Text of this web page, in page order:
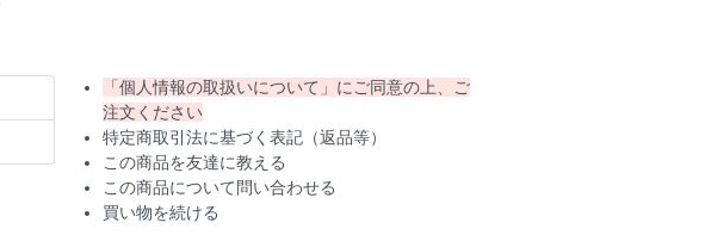
「個人情報の取扱いについて」にご同意の上、ご
注文ください
特定商取引法に基づく表記（返品等）
この商品を友達に教える
この商品について問い合わせる
買い物を続ける